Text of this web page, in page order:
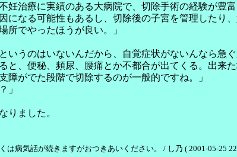
妊治療に実績のある大病院で、切除手術の経験が豊
になる可能性もあるし、切除後の子宮を管理したり
所でやったほうが良い。」
いうのはいないんだから、自覚症状がないんなら急
と、便秘、頻尿、腰痛とか不都合が出てくる。出来
障がでた段階で切除するのが一般的ですね。」
」
りました。
は病気話が続きますがおつきあいください。 / し乃 ( 2001-05-25